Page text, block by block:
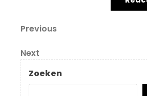
Berichtnavigatie
Previous
Previous
Next
Post
Next
Zoeken